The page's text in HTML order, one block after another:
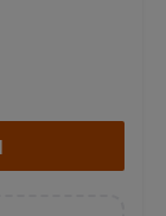
€.